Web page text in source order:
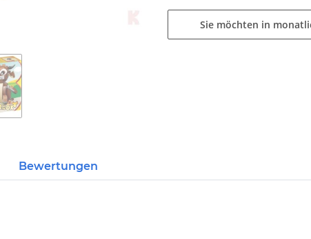
Sie möchten in
Bewertungen